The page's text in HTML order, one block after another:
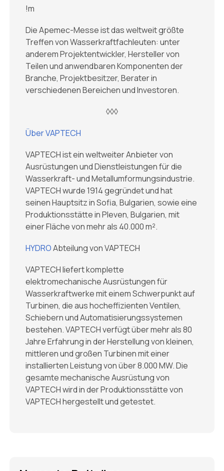
!m
Die Apemec-Messe ist das weltweit größte
Treffen von Wasserkraftfachleuten: unter
anderem Projektentwickler, Hersteller von
Teilen und anwendbaren Komponenten der
Branche, Projektbesitzer, Berater in
verschiedenen Bereichen und Investoren.
◊◊◊
Über VAPTECH
VAPTECH ist ein weltweiter Anbieter von
Ausrüstungen und Dienstleistungen für die
Wasserkraft- und Metallumformungsindustrie.
VAPTECH wurde 1914 gegründet und hat
seinen Hauptsitz in Sofia, Bulgarien, sowie eine
Produktionsstätte in Pleven, Bulgarien, mit
einer Fläche von mehr als 40.000 m².
HYDROAbteilung von VAPTECH
VAPTECH liefert komplette
elektromechanische Ausrüstungen für
Wasserkraftwerke mit einem Schwerpunkt auf
Turbinen, die aus hocheffizienten Ventilen,
Schiebern und Automatisierungssystemen
bestehen. VAPTECH verfügt über mehr als 80
Jahre Erfahrung in der Herstellung von kleinen,
mittleren und großen Turbinen mit einer
installierten Leistung von über 8.000 MW. Die
gesamte mechanische Ausrüstung von
VAPTECH wird in der Produktionsstätte von
VAPTECH hergestellt und getestet.